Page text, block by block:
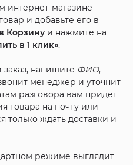
интернет-магазине
и добавьте его в
в Корзинуи нажмите на
в 1 клик».
напишите ФИО,
менеджер и уточнит
разговора вам придет
товара на почту или
только ждать доставки и
режиме выглядит